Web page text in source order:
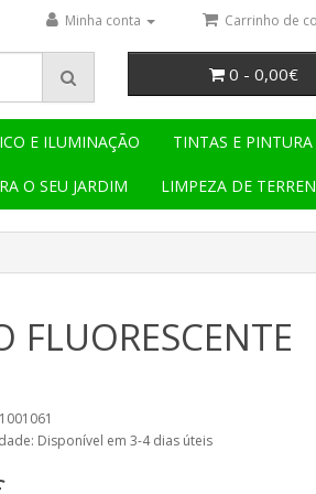
Minha conta Carrinho de
0 - 0,00€
E ILUMINAÇÃO TINTAS E PINTURA
O SEU JARDIM LIMPEZA DE
FLUORESCENTE
Disponível em 3-4 dias úteis